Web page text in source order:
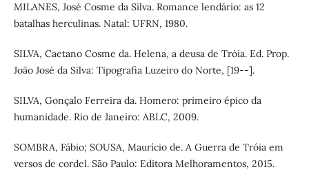
MILANES, José Cosme da Silva. Romance lendário: as 12
batalhas herculinas. Natal: UFRN, 1980.
SILVA, Caetano Cosme da. Helena, a deusa de Tróia. Ed. Prop.
João José da Silva: Tipografia Luzeiro do Norte, [19--].
SILVA, Gonçalo Ferreira da. Homero: primeiro épico da
humanidade. Rio de Janeiro: ABLC, 2009.
SOMBRA, Fábio; SOUSA, Maurício de. A Guerra de Tróia em
versos de cordel. São Paulo: Editora Melhoramentos, 2015.